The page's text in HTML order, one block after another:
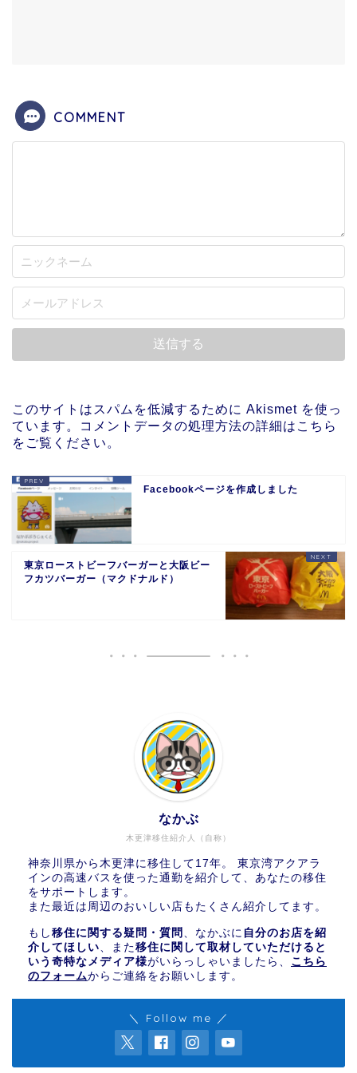
COMMENT
このサイトはスパムを低減するために Akismet を使っ
ています。
コメントデータの処理方法の詳細はこちら
をご覧ください 。
Facebookページを作成しました
東京ローストビーフバーガーと大阪ビー
フカツバーガー（マクドナルド）
木更津移住紹介人（自称）
なかぶ
神奈川県から木更津に移住して17年。 東京湾アクアラ
インの高速バスを使った通勤を紹介して、あなたの移住
をサポートします。
また最近は周辺のおいしい店もたくさん紹介してます。
もし 移住に関する疑問・質問 、なかぶに 自分のお店を紹
介してほしい 、また移住に関して取材していただけると
いう奇特なメディア様がいらっしゃいましたら、 こちら
のフォームからご連絡をお願いします。
＼ Follow me ／